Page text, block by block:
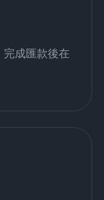
成匯款後在